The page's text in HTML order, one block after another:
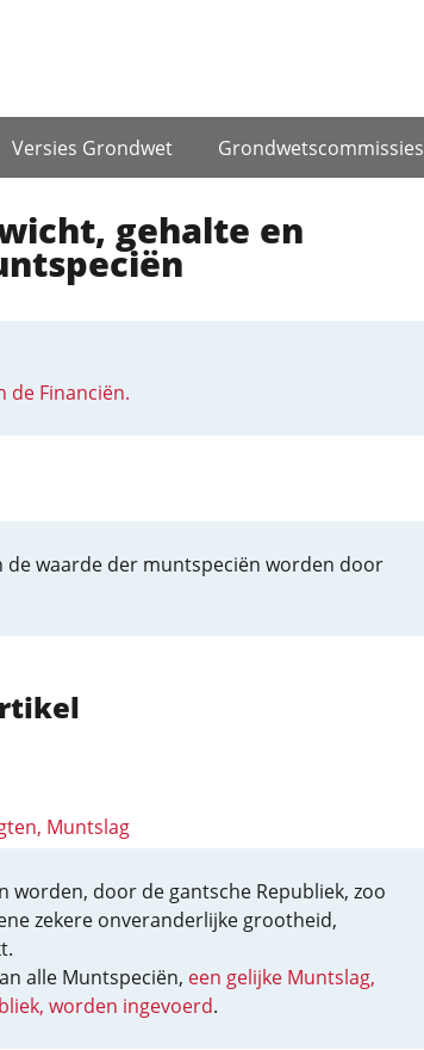
Versies Grondwet Grondwets­commissies
gehalte en
de Financiën.
de waarde der muntspeciën worden door
Muntslag
worden, door de gantsche Republiek, zoo
zekere onveranderlijke grootheid,
alle Muntspeciën, een gelijke Muntslag,
worden ingevoerd.